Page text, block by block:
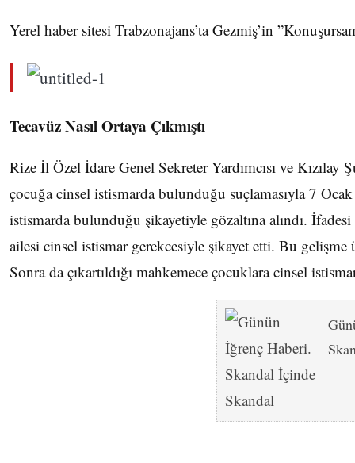
Yerel haber sitesi Trabzonajans’ta Gezmiş’in
Tecavüz Nasıl Ortaya Çıkmıştı
Rize İl Özel İdare Genel Sekreter Yardımcısı ve Kızılay
çocuğa cinsel istismarda bulunduğu suçlamasıyla 7
istismarda bulunduğu şikayetiyle gözaltına alındı.
ailesi cinsel istismar gerekcesiyle şikayet etti. Bu gelişme
Sonra da çıkartıldığı mahkemece çocuklara cinsel